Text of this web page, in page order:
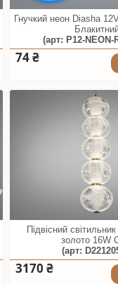
Гнучкий неон Diasha
(арт: P12-NEON-
74 ₴
Підвісний
золото 16W
(арт:
3170 ₴